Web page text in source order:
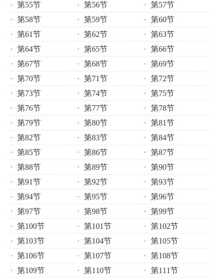
第55节
第56节
第57节
第58节
第59节
第60节
第61节
第62节
第63节
第64节
第65节
第66节
第67节
第68节
第69节
第70节
第71节
第72节
第73节
第74节
第75节
第76节
第77节
第78节
第79节
第80节
第81节
第82节
第83节
第84节
第85节
第86节
第87节
第88节
第89节
第90节
第91节
第92节
第93节
第94节
第95节
第96节
第97节
第98节
第99节
第100节
第101节
第102节
第103节
第104节
第105节
第106节
第107节
第108节
第109节
第110节
第111节